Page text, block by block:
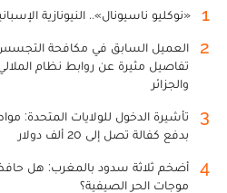
1 «نوكليو ناسيونال».. النيونازية
2
العميل السابق في مكافحة
تفاصيل مثيرة عن روابط نظام
والجزائر
3
بدفع كفالة تصل إلى 20 ألف دولار
4
أضخم ثلاثة سدود بالمغرب: هل
موجات الحر الصيفية؟